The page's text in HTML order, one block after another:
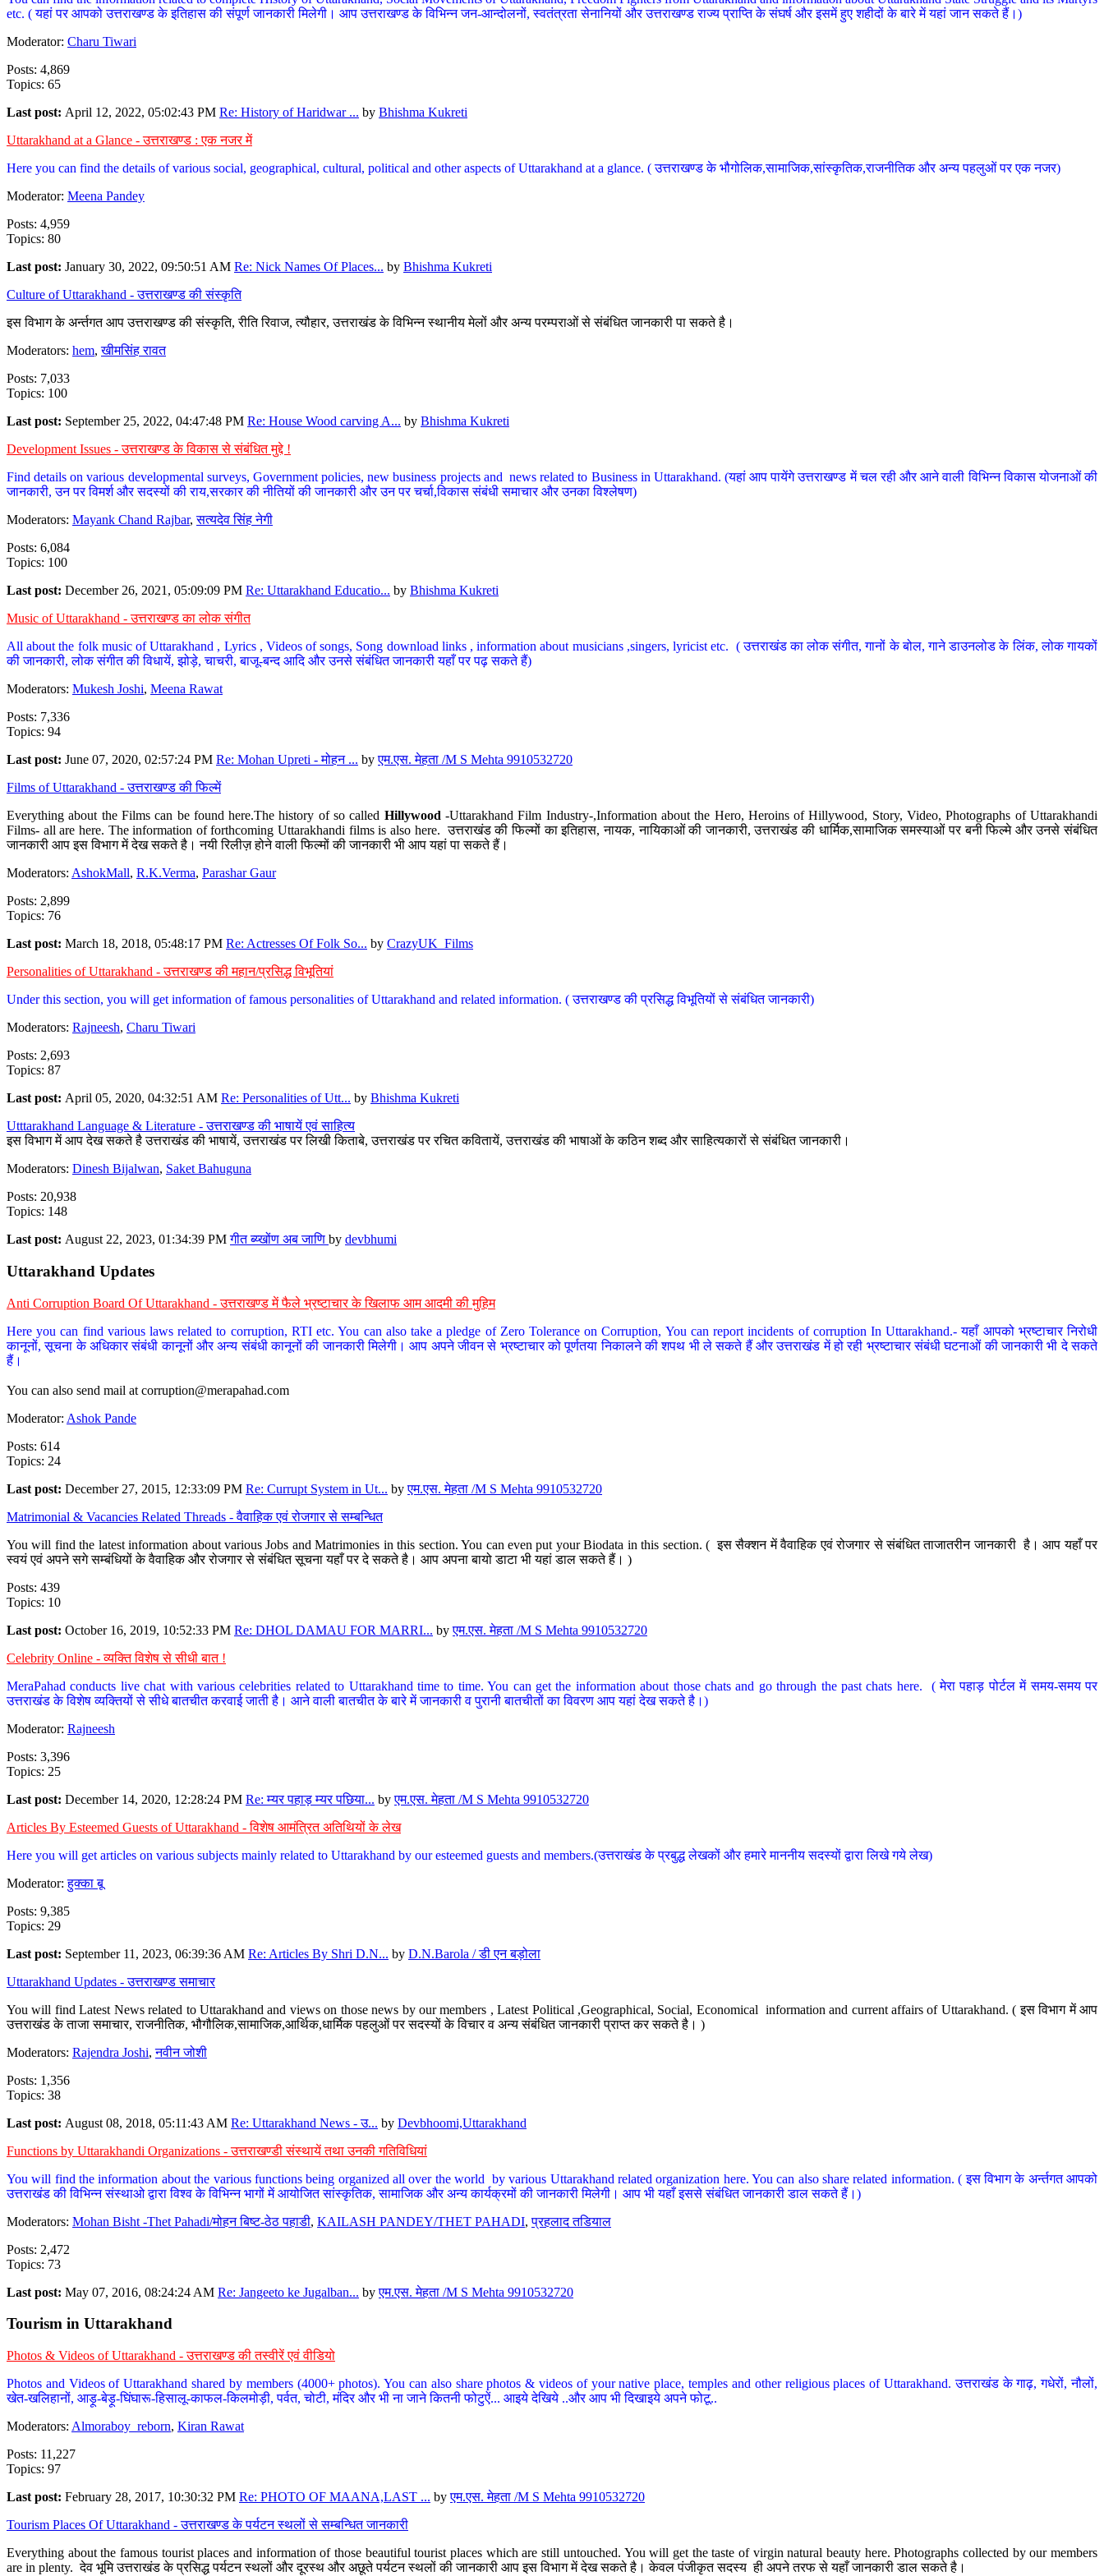
etc. ( यहां पर आपको उत्तराखण्ड के इतिहास की संपूर्ण जानकारी मिलेगी। आप उत्तराखण्ड के विभिन्न जन-आन्दोलनों, स्वतंत्रता सेनानियों और उत्तराखण्ड राज्य प्राप्ति के संघर्ष और इसमें हुए शहीदों के बारे में यहां जान सकते हैं।)
Moderator: Charu Tiwari
Posts: 4,869
Topics: 65
Last post: April 12, 2022, 05:02:43 PM Re: History of Haridwar ... by Bhishma Kukreti
Uttarakhand at a Glance - उत्तराखण्ड : एक नजर में
Here you can find the details of various social, geographical, cultural, political and other aspects of Uttarakhand at a glance. ( उत्तराखण्ड के भौगोलिक,सामाजिक,सांस्कृतिक,राजनीतिक और अन्य पहलुओं पर एक नजर)
Moderator: Meena Pandey
Posts: 4,959
Topics: 80
Last post: January 30, 2022, 09:50:51 AM Re: Nick Names Of Places... by Bhishma Kukreti
Culture of Uttarakhand - उत्तराखण्ड की संस्कृति
इस विभाग के अर्न्तगत आप उत्तराखण्ड की संस्कृति, रीति रिवाज, त्यौहार, उत्तराखंड के विभिन्न स्थानीय मेलों और अन्य परम्पराओं से संबंधित जानकारी पा सकते है।
Moderators: hem,खीमसिंह रावत
Posts: 7,033
Topics: 100
Last post: September 25, 2022, 04:47:48 PM Re: House Wood carving A... by Bhishma Kukreti
Development Issues - उत्तराखण्ड के विकास से संबंधित मुद्दे !
Find details on various developmental surveys, Government policies, new business projects and news related to Business in Uttarakhand. (यहां आप पायेंगे उत्तराखण्ड में चल रही और आने वाली विभिन्न विकास योजनाओं की
जानकारी, उन पर विमर्श और सदस्यों की राय,सरकार की नीतियों की जानकारी और उन पर चर्चा,विकास संबंधी समाचार और उनका विश्लेषण)
Moderators: Mayank Chand Rajbar,सत्यदेव सिंह नेगी
Posts: 6,084
Topics: 100
Last post: December 26, 2021, 05:09:09 PM Re: Uttarakhand Educatio... by Bhishma Kukreti
Music of Uttarakhand - उत्तराखण्ड का लोक संगीत
All about the folk music of Uttarakhand , Lyrics , Videos of songs, Song download links , information about musicians ,singers, lyricist etc. ( उत्तराखंड का लोक संगीत, गानों के बोल, गाने डाउनलोड के लिंक, लोक गायकों
की जानकारी, लोक संगीत की विधायें, झोड़े, चाचरी, बाजू-बन्द आदि और उनसे संबंधित जानकारी यहाँ पर पढ़ सकते हैं)
Moderators: Mukesh Joshi, Meena Rawat
Posts: 7,336
Topics: 94
Last post: June 07, 2020, 02:57:24 PM Re: Mohan Upreti - मोहन ... byएम.एस. मेहता /M S Mehta 9910532720
Films of Uttarakhand - उत्तराखण्ड की फिल्में
Everything about the Films can be found here.The history of so called Hillywood-Uttarakhand Film Industry-,Information about the Hero, Heroins of Hillywood, Story, Video, Photographs of Uttarakhandi
Films- all are here. The information of forthcoming Uttarakhandi films is also here. उत्तराखंड की फिल्मों का इतिहास, नायक, नायिकाओं की जानकारी, उत्तराखंड की धार्मिक,सामाजिक समस्याओं पर बनी फिल्मे और उनसे संबंधित
जानकारी आप इस विभाग में देख सकते है। नयी रिलीज़ होने वाली फिल्मों की जानकारी भी आप यहां पा सकते हैं।
Moderators: AshokMall, R.K.Verma, Parashar Gaur
Posts: 2,899
Topics: 76
Last post: March 18, 2018, 05:48:17 PM Re: Actresses Of Folk So... by CrazyUK_Films
Personalities of Uttarakhand - उत्तराखण्ड की महान/प्रसिद्ध विभूतियां
Under this section, you will get information of famous personalities of Uttarakhand and related information. ( उत्तराखण्ड की प्रसिद्ध विभूतियों से संबंधित जानकारी)
Moderators: Rajneesh, Charu Tiwari
Posts: 2,693
Topics: 87
Last post: April 05, 2020, 04:32:51 AM Re: Personalities of Utt... by Bhishma Kukreti
Utttarakhand Language & Literature - उत्तराखण्ड की भाषायें एवं साहित्य
इस विभाग में आप देख सकते है उत्तराखंड की भाषायें, उत्तराखंड पर लिखी किताबे, उत्तराखंड पर रचित कवितायें, उत्तराखंड की भाषाओं के कठिन शब्द और साहित्यकारों से संबंधित जानकारी।
Moderators: Dinesh Bijalwan, Saket Bahuguna
Posts: 20,938
Topics: 148
Last post: August 22, 2023, 01:34:39 PMगीत ब्य्खोंण अब जाणि by devbhumi
Uttarakhand Updates
Anti Corruption Board Of Uttarakhand - उत्तराखण्ड में फैले भ्रष्टाचार के खिलाफ आम आदमी की मुहिम
Here you can find various laws related to corruption, RTI etc. You can also take a pledge of Zero Tolerance on Corruption, You can report incidents of corruption In Uttarakhand.- यहाँ आपको भ्रष्टाचार निरोधी
कानूनों, सूचना के अधिकार संबंधी कानूनों और अन्य संबंधी कानूनों की जानकारी मिलेगी। आप अपने जीवन से भ्रष्टाचार को पूर्णतया निकालने की शपथ भी ले सकते हैं और उत्तराखंड में हो रही भ्रष्टाचार संबंधी घटनाओं की जानकारी भी दे सकते
हैं।
You can also send mail at corruption@merapahad.com
Moderator: Ashok Pande
Posts: 614
Topics: 24
Last post: December 27, 2015, 12:33:09 PM Re: Currupt System in Ut... byएम.एस. मेहता /M S Mehta 9910532720
Matrimonial & Vacancies Related Threads - वैवाहिक एवं रोजगार से सम्बन्धित
You will find the latest information about various Jobs and Matrimonies in this section. You can even put your Biodata in this section. ( इस सैक्शन में वैवाहिक एवं रोजगार से संबंधित ताजातरीन जानकारी है। आप यहाँ पर
स्वयं एवं अपने सगे सम्बंधियों के वैवाहिक और रोजगार से संबंधित सूचना यहाँ पर दे सकते है। आप अपना बायो डाटा भी यहां डाल सकते हैं। )
Posts: 439
Topics: 10
Last post: October 16, 2019, 10:52:33 PM Re: DHOL DAMAU FOR MARRI... byएम.एस. मेहता /M S Mehta 9910532720
Celebrity Online - व्यक्ति विशेष से सीधी बात !
MeraPahad conducts live chat with various celebrities related to Uttarakhand time to time. You can get the information about those chats and go through the past chats here. ( मेरा पहाड़ पोर्टल में समय-समय पर
उत्तराखंड के विशेष व्यक्तियों से सीधे बातचीत करवाई जाती है। आने वाली बातचीत के बारे में जानकारी व पुरानी बातचीतों का विवरण आप यहां देख सकते है।)
Moderator: Rajneesh
Posts: 3,396
Topics: 25
Last post: December 14, 2020, 12:28:24 PM Re: म्यर पहाड़ म्यर पछिया... byएम.एस. मेहता /M S Mehta 9910532720
Articles By Esteemed Guests of Uttarakhand - विशेष आमंत्रित अतिथियों के लेख
Here you will get articles on various subjects mainly related to Uttarakhand by our esteemed guests and members.(उत्तराखंड के प्रबुद्ध लेखकों और हमारे माननीय सदस्यों द्वारा लिखे गये लेख)
Moderator:हुक्का बू
Posts: 9,385
Topics: 29
Last post: September 11, 2023, 06:39:36 AM Re: Articles By Shri D.N... by D.N.Barola / डी एन बड़ोला
Uttarakhand Updates - उत्तराखण्ड समाचार
You will find Latest News related to Uttarakhand and views on those news by our members , Latest Political ,Geographical, Social, Economical information and current affairs of Uttarakhand. ( इस विभाग में आप
उत्तराखंड के ताजा समाचार, राजनीतिक, भौगौलिक,सामाजिक,आर्थिक,धार्मिक पहलुओं पर सदस्यों के विचार व अन्य संबंधित जानकारी प्राप्त कर सकते है। )
Moderators: Rajendra Joshi,नवीन जोशी
Posts: 1,356
Topics: 38
Last post: August 08, 2018, 05:11:43 AM Re: Uttarakhand News - उ... by Devbhoomi,Uttarakhand
Functions by Uttarakhandi Organizations - उत्तराखण्डी संस्थायें तथा उनकी गतिविधियां
You will find the information about the various functions being organized all over the world by various Uttarakhand related organization here. You can also share related information. ( इस विभाग के अर्न्तगत आपको
उत्तराखंड की विभिन्न संस्थाओ द्वारा विश्व के विभिन्न भागों में आयोजित सांस्कृतिक, सामाजिक और अन्य कार्यक्रमों की जानकारी मिलेगी। आप भी यहाँ इससे संबंधित जानकारी डाल सकते हैं।)
Moderators: Mohan Bisht -Thet Pahadi/मोहन बिष्ट-ठेठ पहाडी, KAILASH PANDEY/THET PAHADI,प्रहलाद तडियाल
Posts: 2,472
Topics: 73
Last post: May 07, 2016, 08:24:24 AM Re: Jangeeto ke Jugalban... byएम.एस. मेहता /M S Mehta 9910532720
Tourism in Uttarakhand
Photos & Videos of Uttarakhand - उत्तराखण्ड की तस्वीरें एवं वीडियो
Photos and Videos of Uttarakhand shared by members (4000+ photos). You can also share photos & videos of your native place, temples and other religious places of Uttarakhand. उत्तराखंड के गाढ़, गधेरों, नौलों,
खेत-खलिहानों, आड़ू-बेड़ू-घिंघारू-हिसालू-काफल-किलमोड़ी, पर्वत, चोटी, मंदिर और भी ना जाने कितनी फोटुऐं... आइये देखिये ..और आप भी दिखाइये अपने फोटू..
Moderators: Almoraboy_reborn, Kiran Rawat
Posts: 11,227
Topics: 97
Last post: February 28, 2017, 10:30:32 PM Re: PHOTO OF MAANA,LAST ... byएम.एस. मेहता /M S Mehta 9910532720
Tourism Places Of Uttarakhand - उत्तराखण्ड के पर्यटन स्थलों से सम्बन्धित जानकारी
Everything about the famous tourist places and information of those beautiful tourist places which are still untouched. You will get the taste of virgin natural beauty here. Photographs collected by our members
are in plenty. देव भूमि उत्तराखंड के प्रसिद्ध पर्यटन स्थलों और दूरस्थ और अछूते पर्यटन स्थलों की जानकारी आप इस विभाग में देख सकते है। केवल पंजीकृत सदस्य ही अपने तरफ से यहाँ जानकारी डाल सकते है।